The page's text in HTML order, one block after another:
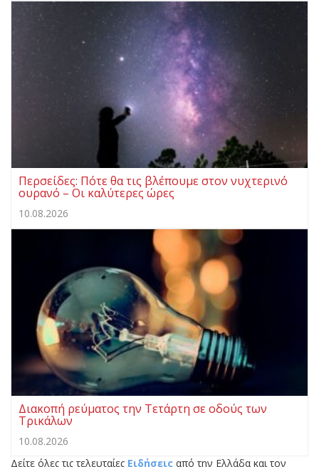
Περσείδες: Πότε θα τις βλέπουμε στον νυχτερινό
ουρανό – Οι καλύτερες ώρες
10.08.2026
Διακοπή ρεύματος την Τετάρτη σε οδούς των
Τρικάλων
10.08.2026
Δείτε όλες τις τελευταίες Ειδήσεις από την Ελλάδα και τον